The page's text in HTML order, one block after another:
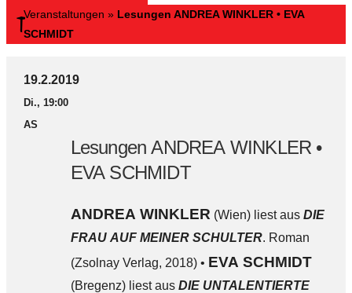
Veranstaltungen » Lesungen ANDREA WINKLER • EVA
SCHMIDT
19.2.2019
Di., 19:00
AS
Lesungen ANDREA WINKLER •
EVA SCHMIDT
ANDREA WINKLER (Wien) liest aus DIE
FRAU AUF MEINER SCHULTER. Roman
(Zsolnay Verlag, 2018) • EVA SCHMIDT
(Bregenz) liest aus DIE UNTALENTIERTE